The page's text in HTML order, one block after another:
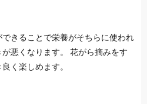
きることで栄養がそちらに使われ
悪くなります。 花がら摘みをす
く楽しめます。